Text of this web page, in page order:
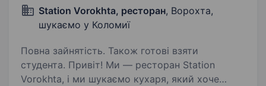
Station Vorokhta, ресторан, Ворохта,
шукаємо у Коломиї
Повна зайнятість. Також готові взяти
студента. Привіт! Ми — ресторан Station
Vorokhta, і ми шукаємо кухаря, який хоче